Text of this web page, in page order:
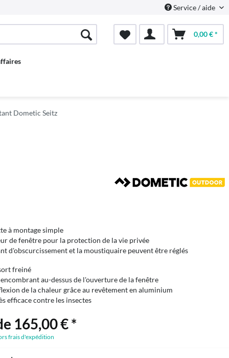
Service / aide
0,00 € *
Dometic Seitz
à montage simple
de fenêtre pour la protection de la vie privée
d'obscurcissement et la moustiquaire peuvent être réglés
freiné
au-dessus de l'ouverture de la fenêtre
de la chaleur grâce au revêtement en aluminium
efficace contre les insectes
165,00 € *
frais d'expédition